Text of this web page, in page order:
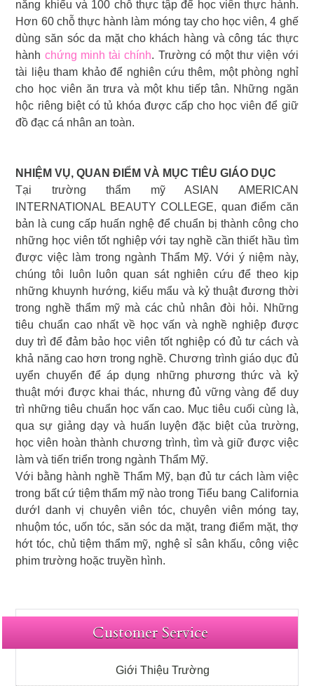
năng khiếu và 100 chỗ thực tập để học viên thực hành.
Hơn 60 chỗ thực hành làm móng tay cho học viên, 4 ghế
dùng săn sóc da mặt cho khách hàng và công tác thực
hành chứng minh tài chính. Trường có một thư viện với
tài liệu tham khảo để nghiên cứu thêm, một phòng nghỉ
cho học viên ăn trưa và một khu tiếp tân. Những ngăn
hộc riêng biệt có tủ khóa được cấp cho học viên để giữ
đồ đạc cá nhân an toàn.
NHIỆM VỤ, QUAN ĐIỂM VÀ MỤC TIÊU GIÁO DỤC
Tại trường thẩm mỹ ASIAN AMERICAN
INTERNATIONAL BEAUTY COLLEGE, quan điểm căn
bản là cung cấp huấn nghệ để chuẩn bị thành công cho
những học viên tốt nghiệp với tay nghề cần thiết hầu tìm
được việc làm trong ngành Thẩm Mỹ. Với ý niệm này,
chúng tôi luôn luôn quan sát nghiên cứu để theo kịp
những khuynh hướng, kiểu mẩu và kỷ thuật đương thời
trong nghề thẩm mỹ mà các chủ nhân đòi hỏi. Những
tiêu chuẩn cao nhất về học vấn và nghề nghiệp được
duy trì để đảm bảo học viên tốt nghiệp có đủ tư cách và
khả năng cao hơn trong nghề. Chương trình giáo dục đủ
uyển chuyển để áp dụng những phương thức và kỷ
thuật mới được khai thác, nhưng đủ vững vàng để duy
trì những tiêu chuẩn học vấn cao. Mục tiêu cuối cùng là,
qua sự giảng dạy và huấn luyện đặc biệt của trường,
học viên hoàn thành chương trình, tìm và giữ được việc
làm và tiến triển trong ngành Thẩm Mỹ.
Với bằng hành nghề Thẩm Mỹ, bạn đủ tư cách làm việc
trong bất cứ tiệm thẩm mỹ nào trong Tiểu bang California
dướI danh vị chuyên viên tóc, chuyên viên móng tay,
nhuộm tóc, uốn tóc, săn sóc da mặt, trang điểm mặt, thợ
hớt tóc, chủ tiệm thẩm mỹ, nghệ sỉ sân khấu, công việc
phim trường hoặc truyền hình.
Customer Service
Giới Thiệu Trường